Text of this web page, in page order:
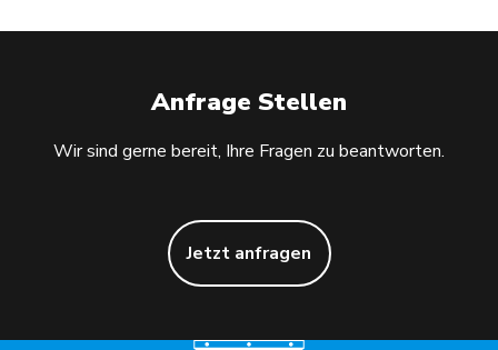
Anfrage Stellen
Wir sind gerne bereit, Ihre Fragen zu beantworten.
Jetzt anfragen